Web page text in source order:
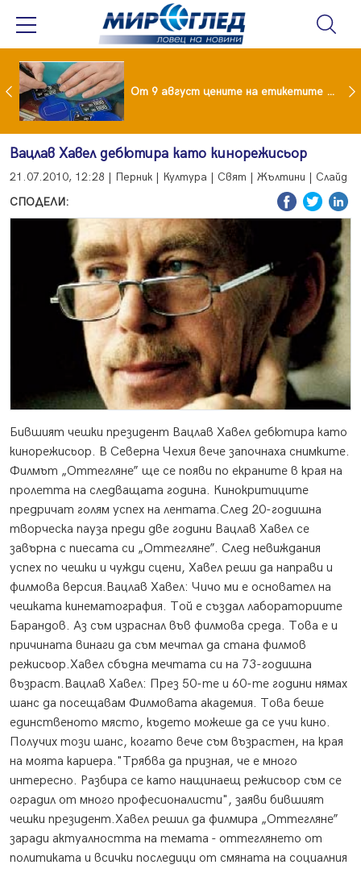
Проект за изграждане на 13-етажна "мегаджамия" разгневи жителите на Лондон От 9 август цените на етикетите само в евро
Вацлав Хавел дебютира като кинорежисьор
21.07.2010, 12:28 | Перник | Култура | Свят | Жълтини | Слайд
СПОДЕЛИ:
Бившият чешки президент Вацлав Хавел дебютира като
кинорежисьор. В Северна Чехия вече започнаха снимките.
Филмът „Оттегляне” ще се появи по екраните в края на
пролетта на следващата година. Кинокритиците
предричат голям успех на лентата.След 20-годишна
творческа пауза преди две години Вацлав Хавел се
завърна с пиесата си „Оттегляне”. След невиждания
успех по чешки и чужди сцени, Хавел реши да направи и
филмова версия.Вацлав Хавел: Чичо ми е основател на
чешката кинематография. Той е създал лабораториите
Барандов. Аз съм израснал във филмова среда. Това е и
причината винаги да съм мечтал да стана филмов
режисьор.Хавел сбъдна мечтата си на 73-годишна
възраст.Вацлав Хавел: През 50-те и 60-те години нямах
шанс да посещавам Филмовата академия. Това беше
единственото място, където можеше да се учи кино.
Получих този шанс, когато вече съм възрастен, на края
на моята кариера."Трябва да призная, че е много
интересно. Разбира се като нащинаещ режисьор съм се
оградил от много професионалисти", заяви бившият
чешки президент.Хавел решил да филмира „Оттегляне”
заради актуалността на темата - оттеглянето от
политиката и всички последици от смяната на социалния